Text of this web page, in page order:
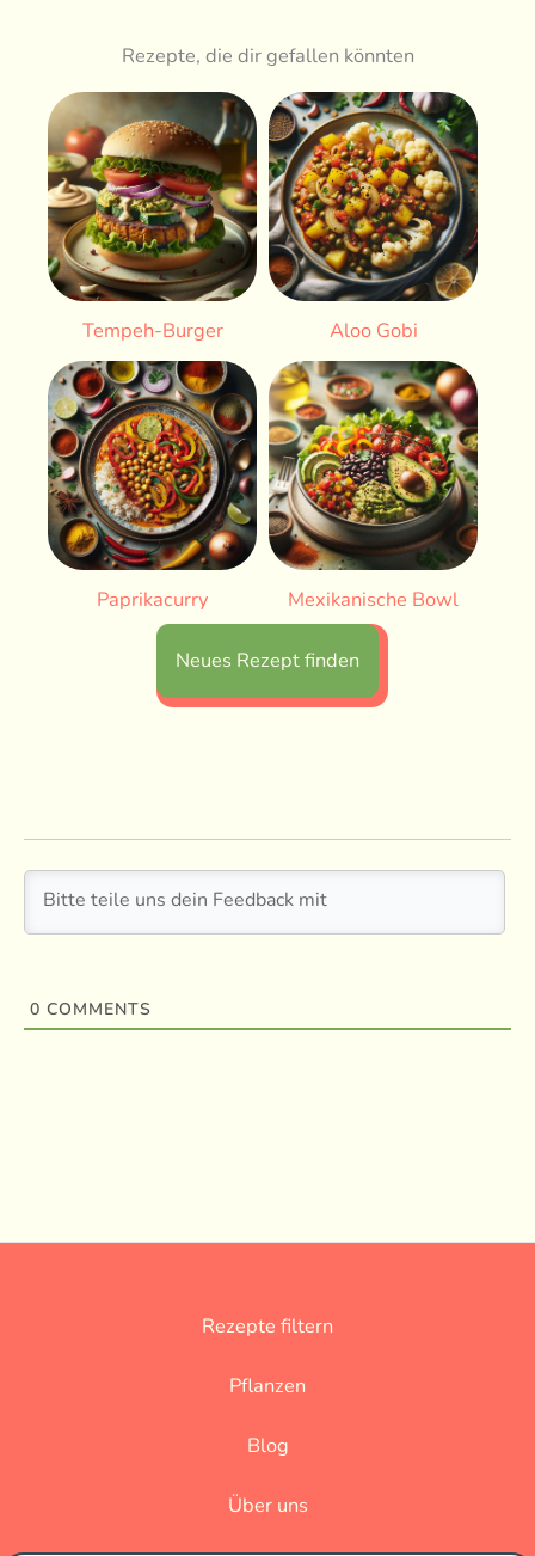
Rezepte, die dir gefallen könnten
Tempeh-Burger Aloo Gobi
Paprikacurry Mexikanische Bowl
Neues Rezept finden
0 COMMENTS
Rezepte filtern
Pflanzen
Blog
Über uns